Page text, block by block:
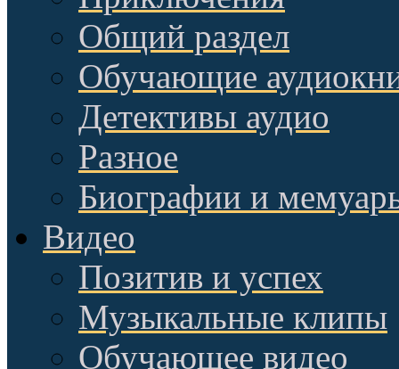
Общий раздел
Обучающие
Детективы аудио
Разное
Биографии и
Видео
Позитив и успех
Музыкальные клипы
Обучающее видео